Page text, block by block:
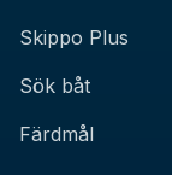
Skippo Plus
Sök båt
Färdmål